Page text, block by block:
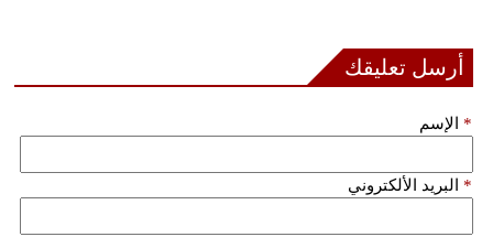
أرسل تعليقك
الإسم *
البريد الألكتروني *